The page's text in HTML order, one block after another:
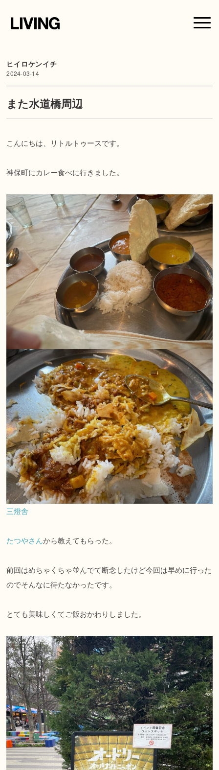
ヒイロケンイチ
2024-03-14
また水道橋周辺
こんにちは、リトルトゥースです。
神保町にカレー食べに行きました。
三燈舎
たつやさんから教えてもらった。
前回はめちゃくちゃ並んでて断念したけど今回は早めに行った
のでそんなに待たなかったです。
とても美味しくてご飯おかわりしました。